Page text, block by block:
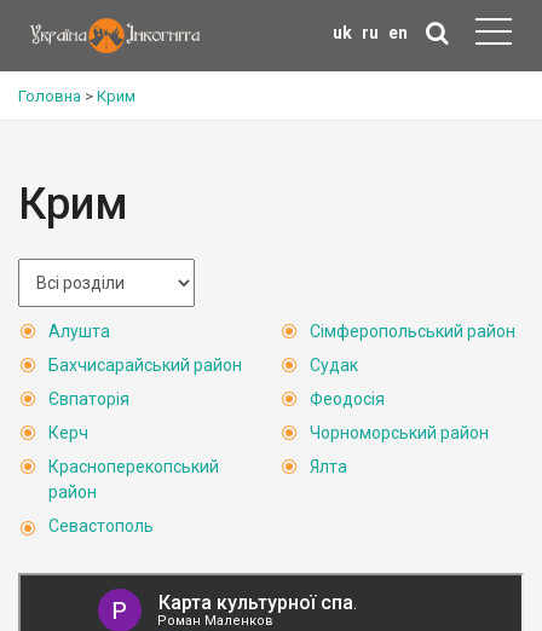
uk ru en
Головна > Крим
Крим
Алушта
Бахчисарайський район
Євпаторія
Керч
Красноперекопський
район
Севастополь
Сімферопольський район
Судак
Феодосія
Чорноморський район
Ялта